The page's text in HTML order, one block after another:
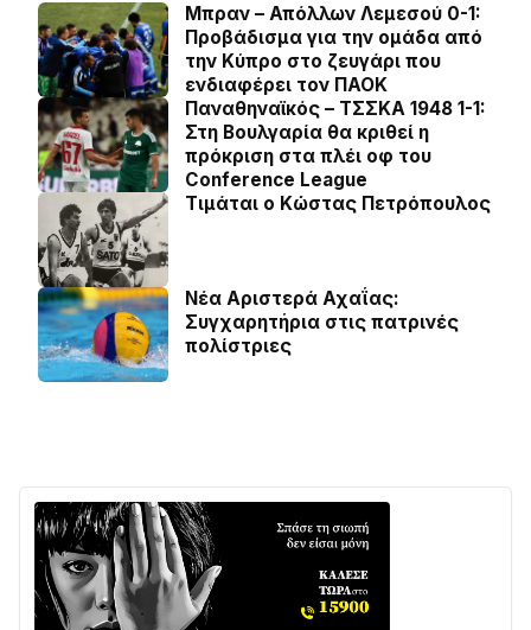
Μπραν – Απόλλων Λεμεσού 0-1:
Προβάδισμα για την ομάδα από
την Κύπρο στο ζευγάρι που
ενδιαφέρει τον ΠΑΟΚ
Παναθηναϊκός – ΤΣΣΚΑ 1948 1-1:
Στη Βουλγαρία θα κριθεί η
πρόκριση στα πλέι οφ του
Conference League
Τιμάται ο Κώστας Πετρόπουλος
Νέα Αριστερά Αχαΐας:
Συγχαρητήρια στις πατρινές
πολίστριες